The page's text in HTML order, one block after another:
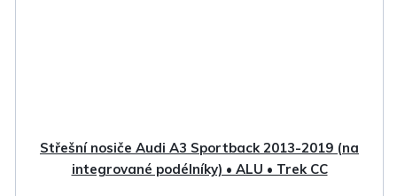
Střešní nosiče Audi A3 Sportback 2013-2019 (na
integrované podélníky) • ALU • Trek CC